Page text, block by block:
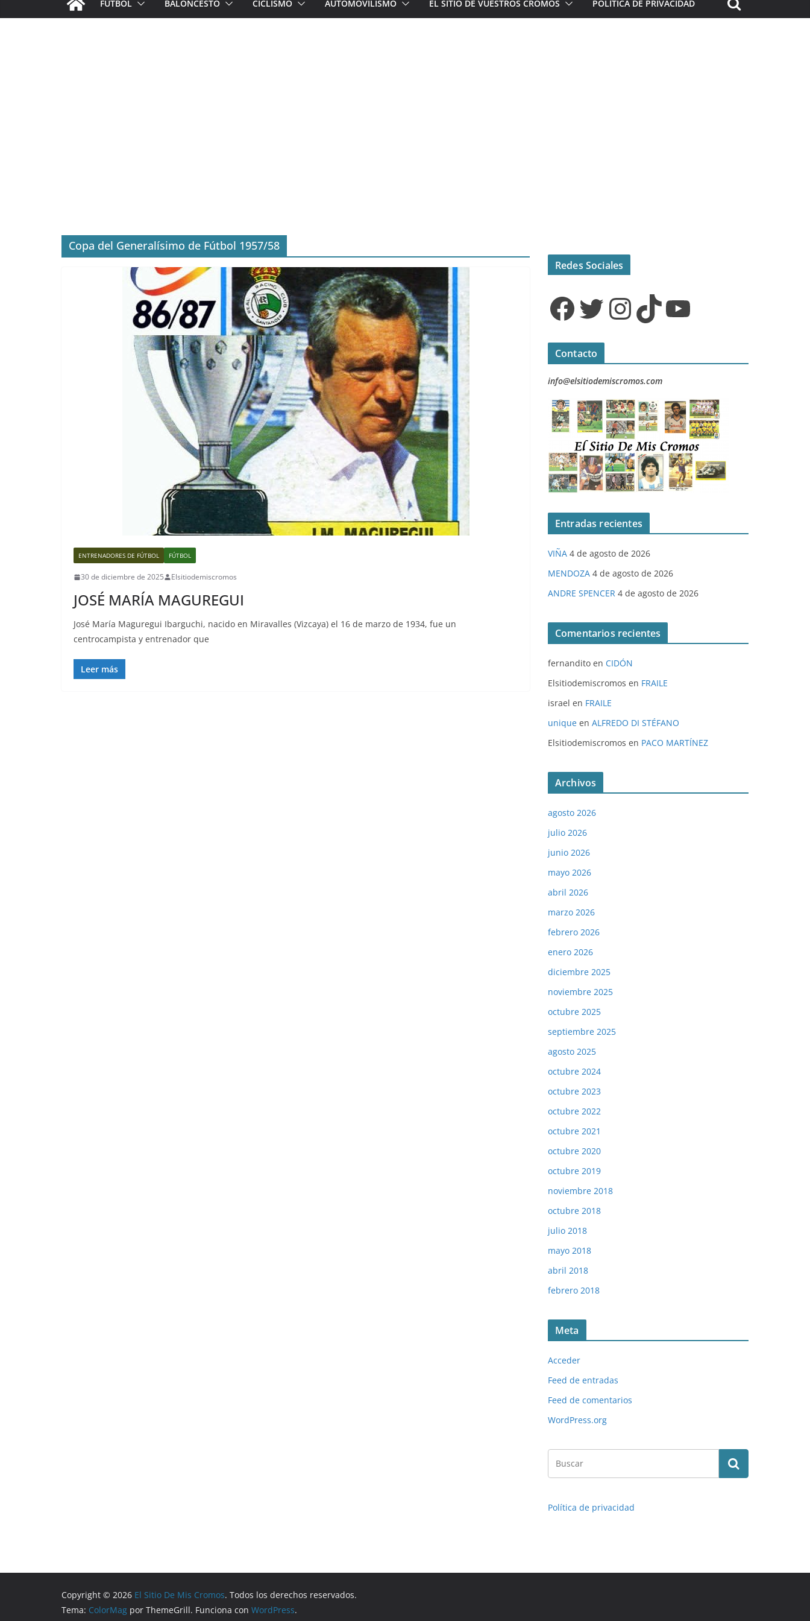
FÚTBOL BALONCESTO CICLISMO AUTOMOVILISMO EL SITIO DE VUESTROS CROMOS POLÍTICA DE PRIVACIDAD
Copa del Generalísimo de Fútbol 1957/58
ENTRENADORES DE FÚTBOL FÚTBOL
30 de diciembre de 2025 Elsitiodemiscromos
JOSÉ MARÍA MAGUREGUI
José María Maguregui Ibarguchi, nacido en Miravalles (Vizcaya) el 16 de marzo de 1934, fue un
centrocampista y entrenador que
Leer más
Redes Sociales
Facebook Twitter InstagramTikTok YouTube
Contacto
info@elsitiodemiscromos.com
Entradas recientes
VIÑA 4 de agosto de 2026
MENDOZA 4 de agosto de 2026
ANDRE SPENCER 4 de agosto de 2026
Comentarios recientes
fernandito en CIDÓN
Elsitiodemiscromos en FRAILE
israel en FRAILE
unique en ALFREDO DI STÉFANO
Elsitiodemiscromos en PACO MARTÍNEZ
Archivos
agosto 2026
julio 2026
junio 2026
mayo 2026
abril 2026
marzo 2026
febrero 2026
enero 2026
diciembre 2025
noviembre 2025
octubre 2025
septiembre 2025
agosto 2025
octubre 2024
octubre 2023
octubre 2022
octubre 2021
octubre 2020
octubre 2019
noviembre 2018
octubre 2018
julio 2018
mayo 2018
abril 2018
febrero 2018
Meta
Acceder
Feed de entradas
Feed de comentarios
WordPress.org
Política de privacidad
Copyright © 2026 El Sitio De Mis Cromos. Todos los derechos reservados.
Tema: ColorMag por ThemeGrill. Funciona con WordPress.